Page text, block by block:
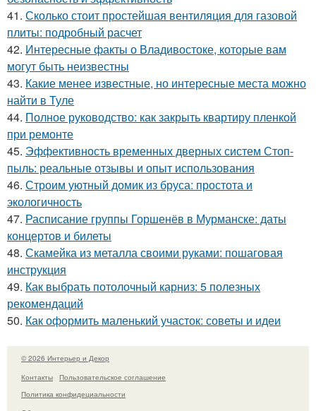
41. Сколько стоит простейшая вентиляция для газовой
плиты: подробный расчет
42. Интересные факты о Владивостоке, которые вам
могут быть неизвестны
43. Какие менее известные, но интересные места можно
найти в Туле
44. Полное руководство: как закрыть квартиру пленкой
при ремонте
45. Эффективность временных дверных систем Стоп-
пыль: реальные отзывы и опыт использования
46. Строим уютный домик из бруса: простота и
экологичность
47. Расписание группы Горшенёв в Мурманске: даты
концертов и билеты
48. Скамейка из металла своими руками: пошаговая
инструкция
49. Как выбрать потолочный карниз: 5 полезных
рекомендаций
50. Как оформить маленький участок: советы и идеи
© 2026 Интерьер и Декор
Контакты
Пользовательское соглашение
Политика конфидециальности